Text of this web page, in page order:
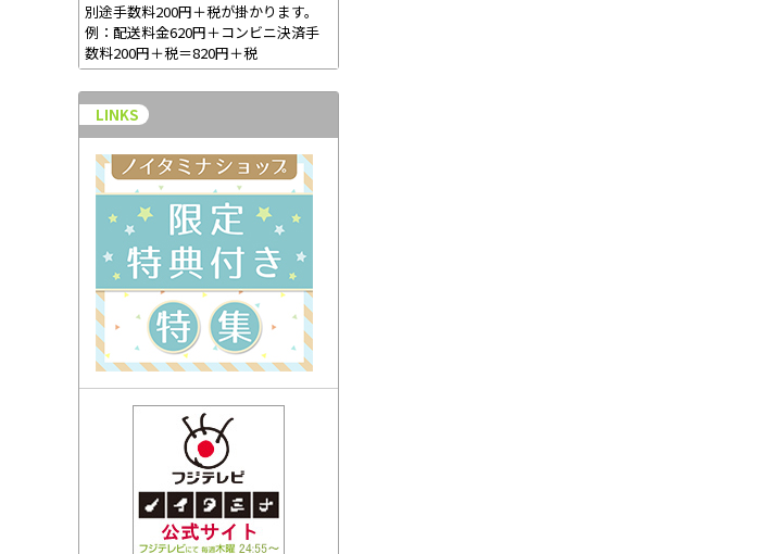
別途手数料200円＋税が掛かります。
例：配送料金620円＋コンビニ決済手
数料200円＋税＝820円＋税
LINKS